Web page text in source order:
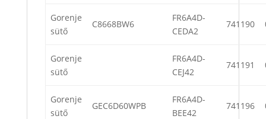
Gorenje
sütő
C8668BW6
FR6A4D-
CEDA2
741190
Gorenje
sütő
FR6A4D-
CEJ42
741191
Gorenje
sütő
GEC6D60WPB
FR6A4D-
BEE42
741196